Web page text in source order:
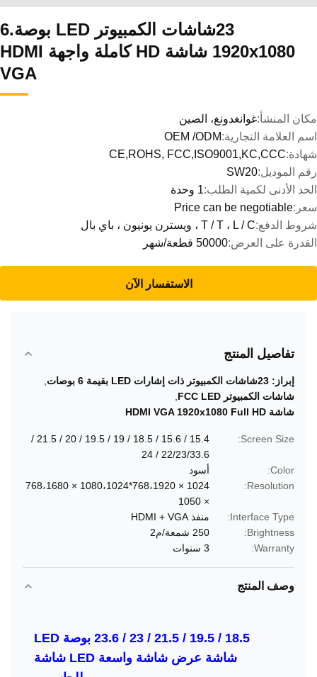
23شاشات الكمبيوتر LED بوصة.6
1920x1080 شاشة HD كاملة واجهة HDMI
VGA
مكان المنشأ:غوانغدونغ، الصين
اسم العلامة التجارية:OEM /ODM
شهادة:CE,ROHS, FCC,ISO9001,KC,CCC
رقم الموديل:SW20
الحد الأدنى لكمية الطلب:1 وحدة
سعر:Price can be negotiable
شروط الدفع:T / T ، L / C ، ويسترن يونيون ، باي بال
القدرة على العرض:50000 قطعة/شهر
الاستفسار الآن
تفاصيل المنتج
إبراز: 23شاشات الكمبيوتر ذات إشارات LED بقيمة 6 بوصات
شاشات الكمبيوتر FCC LED
شاشة HDMI VGA 1920x1080 Full HD
Screen Size:
15.4 / 15.6 / 18.5 / 19 / 19.5 / 20 / 21.5 /
22/23/33.6 / 24
Color:
أسود
Resolution:
1024 × 768،1920*1080،1024 × 768،1680
× 1050
Interface Type:
منفذ HDMI + VGA
Brightness:
250 شمعة/م2
Warranty:
3 سنوات
وصف المنتج
18.5 / 19.5 / 21.5 / 23 / 23.6 بوصة LED
شاشة عرض شاشة واسعة LED شاشة